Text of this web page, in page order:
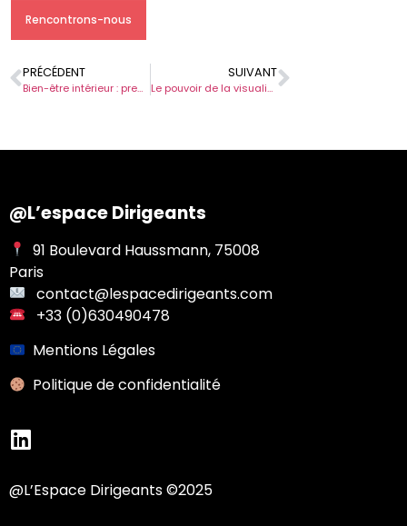
Rencontrons-nous
PRÉCÉDENT
Bien-être intérieur : prenez en soin aussi l’hiver
SUIVANT
Le pouvoir de la visualisation en transition professionnelle
@L’espace Dirigeants
91 Boulevard Haussmann, 75008
Paris
contact@lespacedirigeants.com
+33 (0)630490478
Mentions Légales
Politique de confidentialité
@L’Espace Dirigeants ©2025